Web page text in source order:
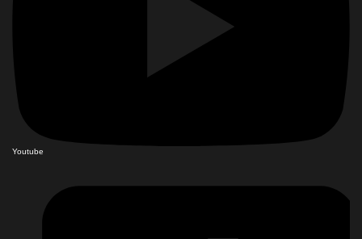
Youtube